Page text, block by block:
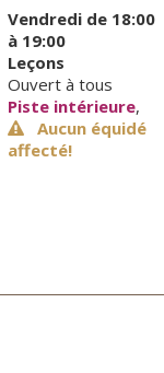
Vendredi de 18:00
à 19:00
Leçons
Ouvert à tous
Piste intérieure,
Aucun équidé
affecté!